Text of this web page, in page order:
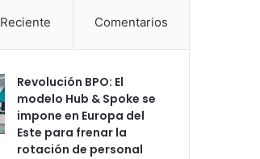
Reciente Comentarios
Revolución BPO: El
modelo Hub & Spoke se
impone en Europa del
Este para frenar la
rotación de personal